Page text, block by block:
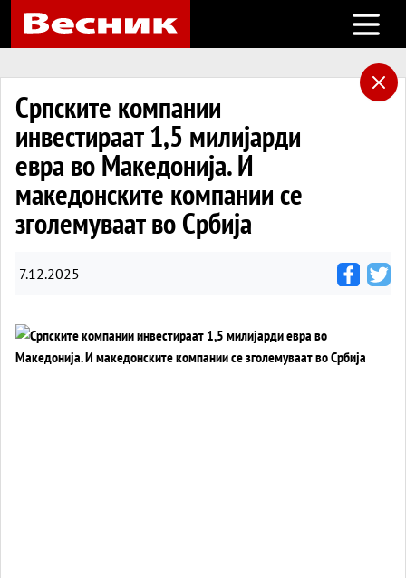
Open
Српските компании
инвестираат 1,5 милијарди
евра во Македонија. И
македонските компании се
зголемуваат во Србија
7.12.2025